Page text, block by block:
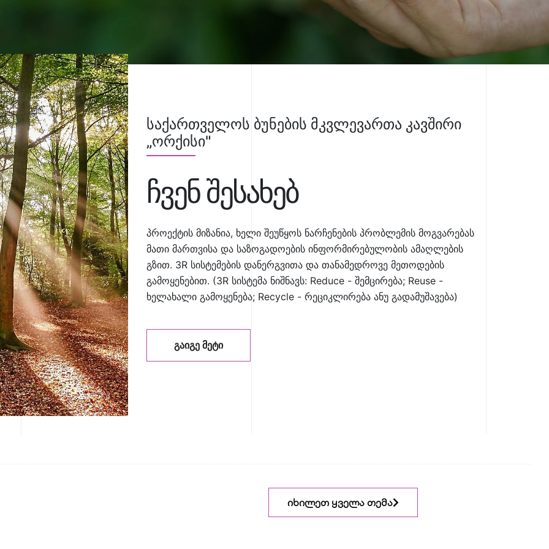
საქართველოს ბუნების მკვლევართა კავშირი
„ორქისი"
ჩვენ შესახებ
პროექტის მიზანია, ხელი შეუწყოს ნარჩენების პრობლემის მოგვარებას
მათი მართვისა და საზოგადოების ინფორმირებულობის ამაღლების
გზით. 3R სისტემების დანერგვითა და თანამედროვე მეთოდების
გამოყენებით. (3R სისტემა ნიშნავს: Reduce - შემცირება; Reuse -
ხელახალი გამოყენება; Recycle - რეციკლირება ანუ გადამუშავება)
ᲒᲐᲘᲒᲔ ᲛᲔᲢᲘ
იხილეთ ყველა თემა